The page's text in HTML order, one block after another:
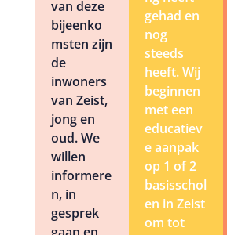
van deze
bijeenko
msten zijn
de
inwoners
van Zeist,
jong en
oud. We
willen
informere
n, in
gesprek
gehad en
nog
steeds
heeft. Wij
beginnen
met een
educatiev
e aanpak
op 1 of 2
basisschol
en in Zeist
om tot